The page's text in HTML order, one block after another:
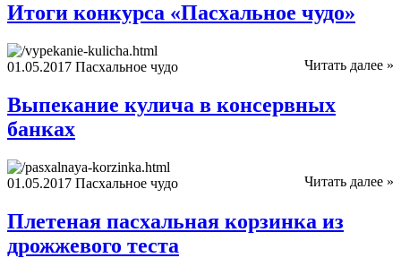
Итоги конкурса «Пасхальное чудо»
Читать далее »
01.05.2017 Пасхальное чудо
Выпекание кулича в консервных
банках
Читать далее »
01.05.2017 Пасхальное чудо
Плетеная пасхальная корзинка из
дрожжевого теста